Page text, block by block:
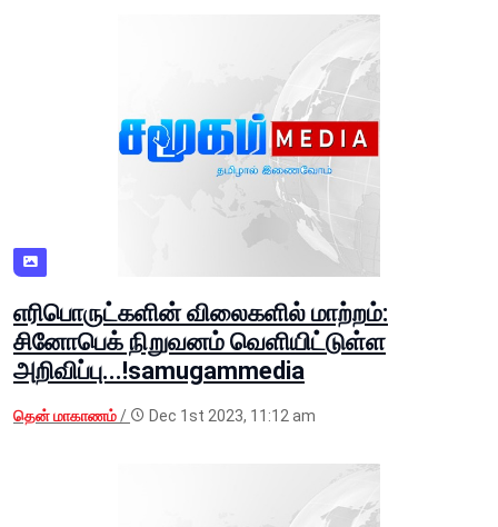
எரிபொருட்களின் விலைகளில் மாற்றம்:
சினோபெக் நிறுவனம் வெளியிட்டுள்ள
அறிவிப்பு...!samugammedia
தென் மாகாணம்/ Dec 1st 2023, 11:12 am